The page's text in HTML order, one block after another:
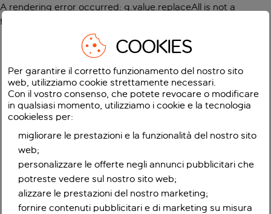
A rendering error occurred: g.value.replaceAll is not a
function
COOKIES
Per garantire il corretto funzionamento del nostro sito
web, utilizziamo cookie strettamente necessari.
Con il vostro consenso, che potete revocare o modificare
in qualsiasi momento, utilizziamo i cookie e la tecnologia
cookieless per:
migliorare le prestazioni e la funzionalità del nostro sito
web;
personalizzare le offerte negli annunci pubblicitari che
potreste vedere sul nostro sito web;
alizzare le prestazioni del nostro marketing;
fornire contenuti pubblicitari e di marketing su misura